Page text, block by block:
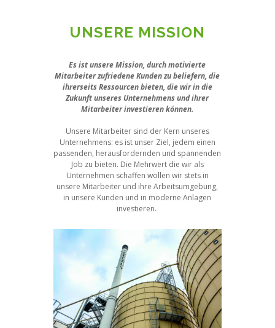
UNSERE MISSION
Es ist unsere Mission, durch motivierte
Mitarbeiter zufriedene Kunden zu beliefern, die
ihrerseits Ressourcen bieten, die wir in die
Zukunft unseres Unternehmens und ihrer
Mitarbeiter investieren können.
Unsere Mitarbeiter sind der Kern unseres
Unternehmens: es ist unser Ziel, jedem einen
passenden, herausfordernden und spannenden
Job zu bieten. Die Mehrwert die wir als
Unternehmen schaffen wollen wir stets in
unsere Mitarbeiter und ihre Arbeitsumgebung,
in unsere Kunden und in moderne Anlagen
investieren.